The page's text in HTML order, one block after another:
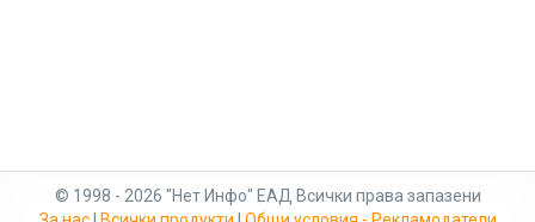
© 1998 - 2026 "Нет Инфо" ЕАД Всички права запазени